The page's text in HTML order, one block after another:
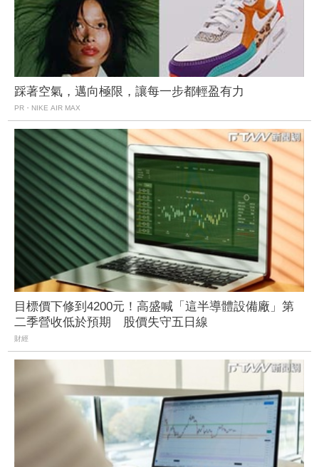
踩著空氣，邁向極限，讓每一步都輕盈有力
PR・NIKE AIR MAX
目標價下修到4200元！高盛喊「這半導體設備廠」第
二季營收低於預期 股價失守五日線
財經